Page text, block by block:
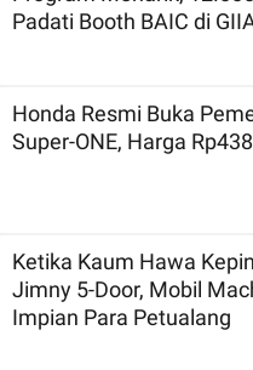
Padati Booth BAIC di
Honda Resmi Buka
Super-ONE, Harga
Ketika Kaum Hawa
Jimny 5-Door, Mobil
Impian Para Petualang